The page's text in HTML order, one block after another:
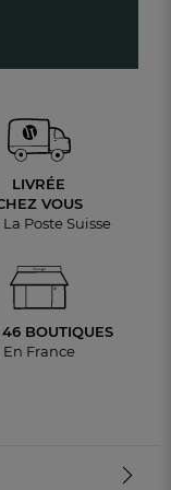
LIVRÉE
VOUS
La Poste Suisse
BOUTIQUES
En France